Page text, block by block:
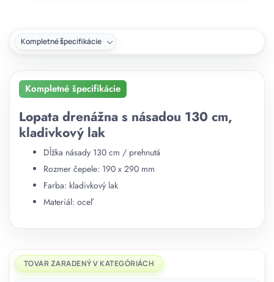
Kompletné špecifikácie
Kompletné špecifikácie
Lopata drenážna s násadou 130 cm,
kladivkový lak
Dĺžka násady 130 cm / prehnutá
Rozmer čepele: 190 x 290 mm
Farba: kladivkový lak
Materiál: oceľ
TOVAR ZARADENÝ V KATEGÓRIÁCH